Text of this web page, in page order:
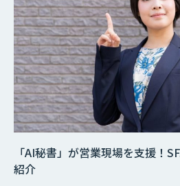
「AI秘書」が営業現場を支援！
紹介